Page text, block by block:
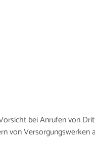
bei Anrufen von
von Versorgungswerken